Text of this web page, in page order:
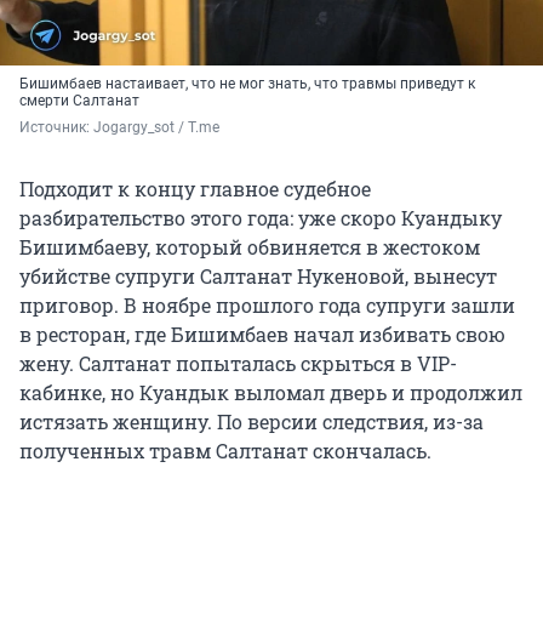
Бишимбаев настаивает, что не мог знать, что травмы приведут к
смерти Салтанат
Источник: Jogargy_sot / T.me
Подходит к концу главное судебное
разбирательство этого года: уже скоро Куандыку
Бишимбаеву, который обвиняется в жестоком
убийстве супруги Салтанат Нукеновой, вынесут
приговор. В ноябре прошлого года супруги зашли
в ресторан, где Бишимбаев начал избивать свою
жену. Салтанат попыталась скрыться в VIP-
кабинке, но Куандык выломал дверь и продолжил
истязать женщину. По версии следствия, из-за
полученных травм Салтанат скончалась.